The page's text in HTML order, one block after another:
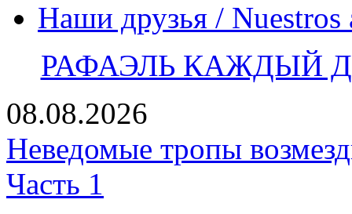
Наши друзья / Nuestros
РАФАЭЛЬ КАЖДЫЙ
08.08.2026
Неведомые тропы
Часть 1